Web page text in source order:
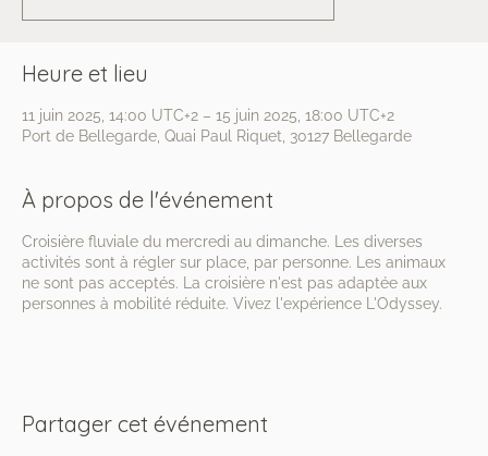
Heure et lieu
11 juin 2025, 14:00 UTC+2 – 15 juin 2025, 18:00 UTC+2
Port de Bellegarde, Quai Paul Riquet, 30127 Bellegarde
À propos de l'événement
Croisière fluviale du mercredi au dimanche. Les diverses
activités sont à régler sur place, par personne. Les animaux
ne sont pas acceptés. La croisière n'est pas adaptée aux
personnes à mobilité réduite. Vivez l'expérience L'Odyssey.
Partager cet événement